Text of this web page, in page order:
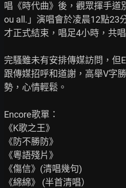
唱《時代曲》後，觀眾揮手道
ou all.」演唱會於凌晨12點23
才正式結束，唱足4小時，共
完騷雖未有安排傳媒訪問，但
跟傳媒招呼和道謝，高舉V字
勢，心情輕鬆。
Encore歌單：
《K歌之王》
《防不勝防》
《粵語殘片》
《傷信》(清唱幾句)
《綿綿》 (半首清唱）